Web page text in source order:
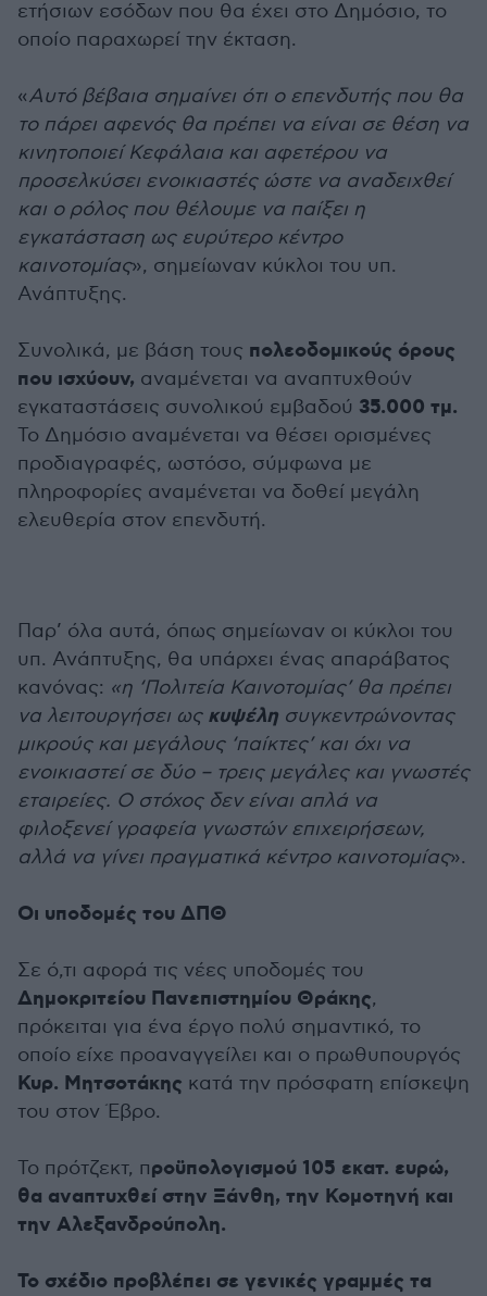
ετήσιων εσόδων που θα έχει στο Δημόσιο, το
οποίο παραχωρεί την έκταση.
«Αυτό βέβαια σημαίνει ότι ο επενδυτής που θα
το πάρει αφενός θα πρέπει να είναι σε θέση να
κινητοποιεί Κεφάλαια και αφετέρου να
προσελκύσει ενοικιαστές ώστε να αναδειχθεί
και ο ρόλος που θέλουμε να παίξει η
εγκατάσταση ως ευρύτερο κέντρο
καινοτομίας», σημείωναν κύκλοι του υπ.
Ανάπτυξης.
Συνολικά, με βάση τους πολεοδομικούς όρους
που ισχύουν, αναμένεται να αναπτυχθούν
εγκαταστάσεις συνολικού εμβαδού 35.000 τμ.
Το Δημόσιο αναμένεται να θέσει ορισμένες
προδιαγραφές, ωστόσο, σύμφωνα με
πληροφορίες αναμένεται να δοθεί μεγάλη
ελευθερία στον επενδυτή.
Παρ’ όλα αυτά, όπως σημείωναν οι κύκλοι του
υπ. Ανάπτυξης, θα υπάρχει ένας απαράβατος
κανόνας: «η ‘Πολιτεία Καινοτομίας’ θα πρέπει
να λειτουργήσει ως κυψέλη συγκεντρώνοντας
μικρούς και μεγάλους ‘παίκτες’ και όχι να
ενοικιαστεί σε δύο – τρεις μεγάλες και γνωστές
εταιρείες. Ο στόχος δεν είναι απλά να
φιλοξενεί γραφεία γνωστών επιχειρήσεων,
αλλά να γίνει πραγματικά κέντρο καινοτομίας».
Οι υποδομές του ΔΠΘ
Σε ό,τι αφορά τις νέες υποδομές του
Δημοκριτείου Πανεπιστημίου Θράκης,
πρόκειται για ένα έργο πολύ σημαντικό, το
οποίο είχε προαναγγείλει και ο πρωθυπουργός
Κυρ. Μητσοτάκης κατά την πρόσφατη επίσκεψη
του στον Έβρο.
Το πρότζεκτ, προϋπολογισμού 105 εκατ. ευρώ,
θα αναπτυχθεί στην Ξάνθη, την Κομοτηνή και
την Αλεξανδρούπολη.
Το σχέδιο προβλέπει σε γενικές γραμμές τα